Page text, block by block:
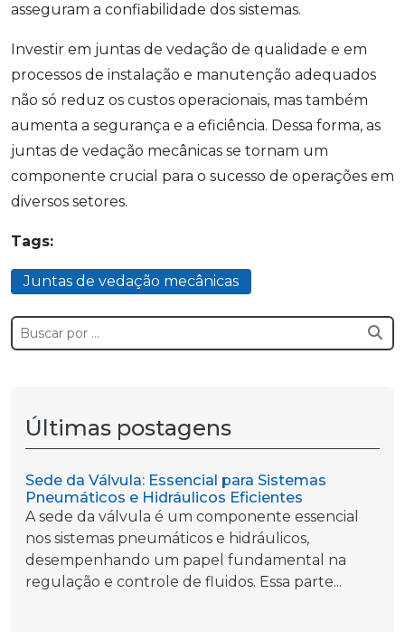
asseguram a confiabilidade dos sistemas.
Investir em juntas de vedação de qualidade e em
processos de instalação e manutenção adequados
não só reduz os custos operacionais, mas também
aumenta a segurança e a eficiência. Dessa forma, as
juntas de vedação mecânicas se tornam um
componente crucial para o sucesso de operações em
diversos setores.
Tags:
Juntas de vedação mecânicas
Últimas postagens
Sede da Válvula: Essencial para Sistemas
Pneumáticos e Hidráulicos Eficientes
A sede da válvula é um componente essencial
nos sistemas pneumáticos e hidráulicos,
desempenhando um papel fundamental na
regulação e controle de fluidos. Essa parte...